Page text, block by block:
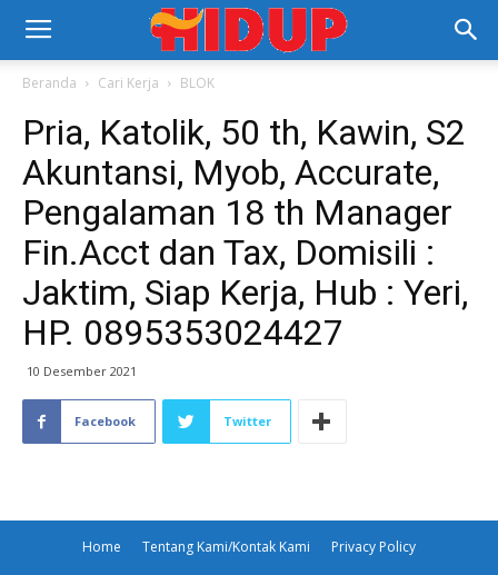
Beranda Cari Kerja BLOK
Pria, Katolik, 50 th, Kawin, S2
Akuntansi, Myob, Accurate,
Pengalaman 18 th Manager
Fin.Acct dan Tax, Domisili :
Jaktim, Siap Kerja, Hub : Yeri,
HP. 0895353024427
10 Desember 2021
Facebook Twitter
Home Tentang Kami/Kontak Kami Privacy Policy